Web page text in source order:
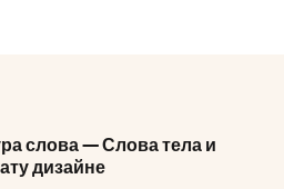
слова — Слова тела и
дизайне